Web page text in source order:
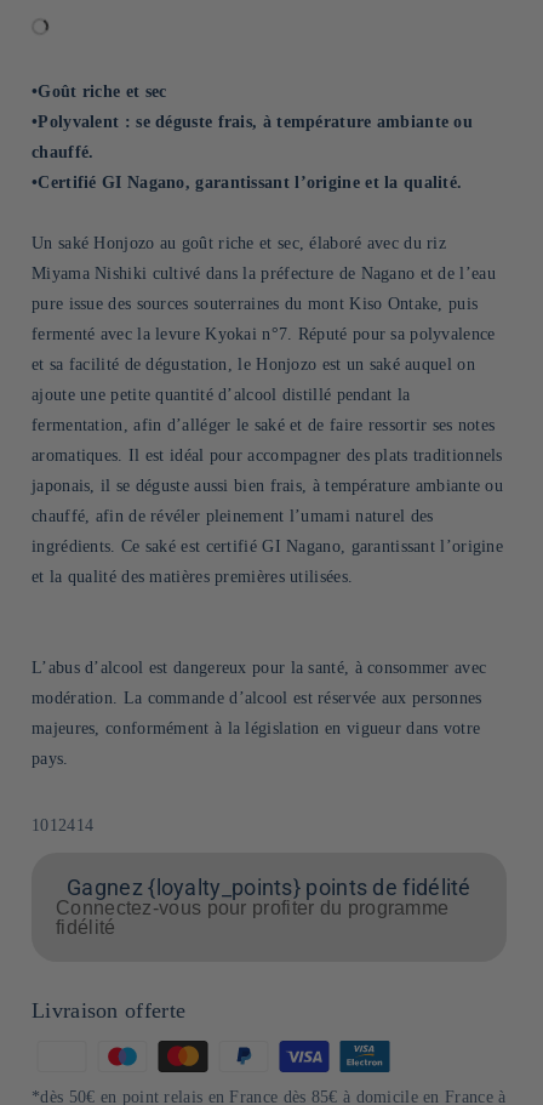
•Goût riche et sec
•Polyvalent : se déguste frais, à température ambiante ou
chauffé.
•Certifié GI Nagano, garantissant l’origine et la qualité.
Un saké Honjozo au goût riche et sec, élaboré avec du riz
Miyama Nishiki cultivé dans la préfecture de Nagano et de l’eau
pure issue des sources souterraines du mont Kiso Ontake, puis
fermenté avec la levure Kyokai n°7. Réputé pour sa polyvalence
et sa facilité de dégustation, le Honjozo est un saké auquel on
ajoute une petite quantité d’alcool distillé pendant la
fermentation, afin d’alléger le saké et de faire ressortir ses notes
aromatiques. Il est idéal pour accompagner des plats traditionnels
japonais, il se déguste aussi bien frais, à température ambiante ou
chauffé, afin de révéler pleinement l’umami naturel des
ingrédients. Ce saké est certifié GI Nagano, garantissant l’origine
et la qualité des matières premières utilisées.
L’abus d’alcool est dangereux pour la santé, à consommer avec
modération. La commande d’alcool est réservée aux personnes
majeures, conformément à la législation en vigueur dans votre
pays.
SKU:
1012414
Gagnez {loyalty_points} points de fidélité
Connectez-vous pour profiter du programme
fidélité
Livraison offerte
de
*dès 50€ en point relais en France dès 85€ à domicile en France à